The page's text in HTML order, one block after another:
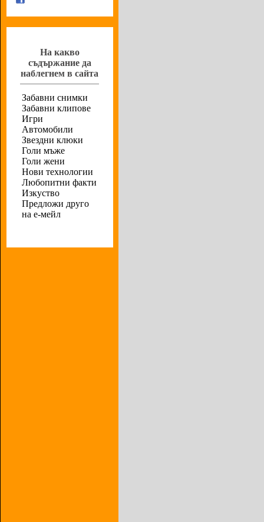
На какво
съдържание да
наблегнем в сайта
Забавни снимки
Забавни клипове
Игри
Автомобили
Звездни клюки
Голи мъже
Голи жени
Нови технологии
Любопитни факти
Изкуство
Предложи друго
на е-мейл